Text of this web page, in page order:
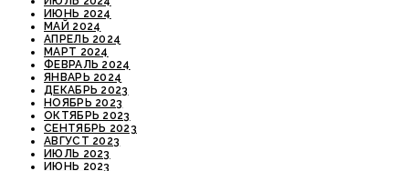
ИЮНЬ 2024
МАЙ 2024
АПРЕЛЬ 2024
МАРТ 2024
ФЕВРАЛЬ 2024
ЯНВАРЬ 2024
ДЕКАБРЬ 2023
НОЯБРЬ 2023
ОКТЯБРЬ 2023
СЕНТЯБРЬ 2023
АВГУСТ 2023
ИЮЛЬ 2023
ИЮНЬ 2023